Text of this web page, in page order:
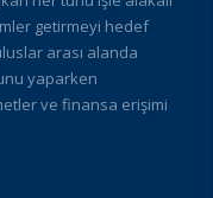
getirmeyi hedef
arası alanda
yaparken
ve finansa erişimi